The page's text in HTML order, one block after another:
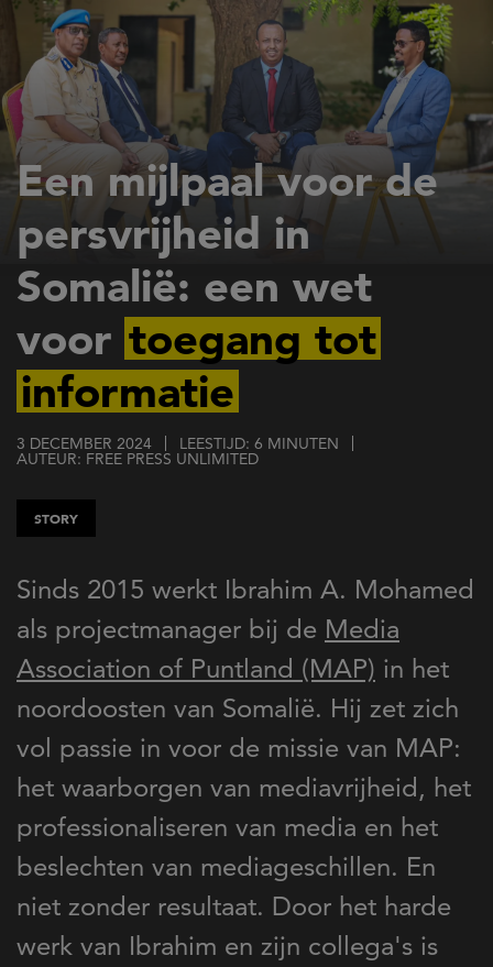
Overslaan
naar
de
inhoud
gaan
Een mijlpaal voor de
persvrijheid in
Somalië: een wet
voor toegang tot
informatie
3 DECEMBER 2024 LEESTIJD: 6 MINUTEN
AUTEUR: FREE PRESS UNLIMITED
STORY
Sinds 2015 werkt Ibrahim A. Mohamed
als projectmanager bij de Media
Association of Puntland (MAP) in het
noordoosten van Somalië. Hij zet zich
vol passie in voor de missie van MAP:
het waarborgen van mediavrijheid, het
professionaliseren van media en het
beslechten van mediageschillen. En
niet zonder resultaat. Door het harde
werk van Ibrahim en zijn collega's is